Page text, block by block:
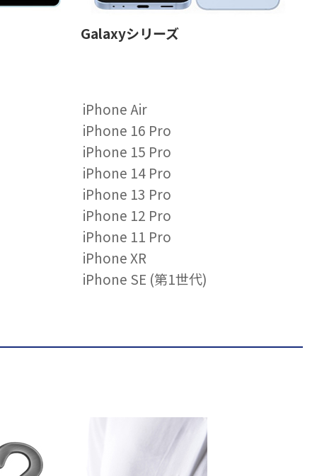
Galaxyシリーズ
iPhone Air
iPhone 16 Pro
iPhone 15 Pro
iPhone 14 Pro
iPhone 13 Pro
iPhone 12 Pro
iPhone 11 Pro
iPhone XR
iPhone SE (第1世代)